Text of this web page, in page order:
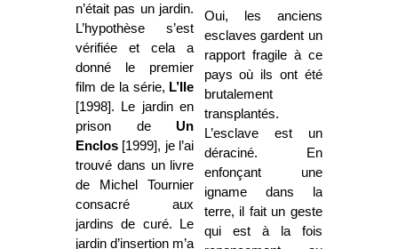
n’était pas un jardin.
L’hypothèse s’est
vérifiée et cela a
donné le premier
film de la série, L’Ile
[1998]. Le jardin en
prison deUn
Enclos [1999], je l’ai
trouvé dans un livre
de Michel Tournier
consacré aux
jardins de curé. Le
jardin d’insertion m’a
Oui, les anciens
esclaves gardent un
rapport fragile à ce
pays où ils ont été
brutalement
transplantés.
L’esclave est un
déraciné. En
enfonçant une
igname dans la
terre, il fait un geste
qui est à la fois